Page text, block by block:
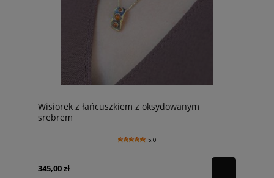
Wisiorek z łańcuszkiem z oksydowanym
srebrem
5.0
345,00 zł